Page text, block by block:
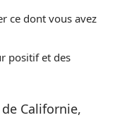
ce dont vous avez
positif et des
Californie,